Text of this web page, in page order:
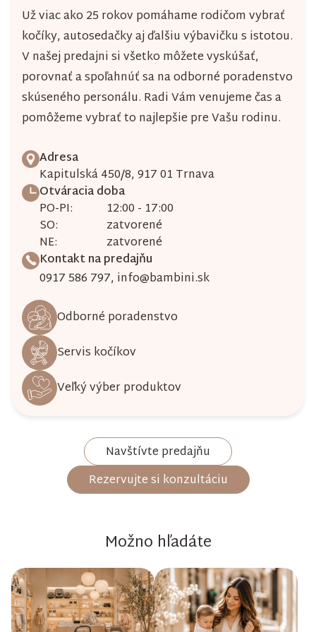
y
v
ý
p
i
s
Už viac ako 25 rokov pomáhame rodičom vybrať
kočíky, autosedačky aj ďalšiu výbavičku s istotou.
V našej predajni si všetko môžete vyskúšať,
porovnať a spoľahnúť sa na odborné poradenstvo
skúseného personálu. Radi Vám venujeme čas a
pomôžeme vybrať to najlepšie pre Vašu rodinu.
Adresa
Kapitulská 450/8, 917 01 Trnava
Otváracia doba
PO-PI:
12:00 - 17:00
SO:
zatvorené
NE:
zatvorené
Kontakt na predajňu
0917 586 797, info@bambini.sk
Odborné poradenstvo
Servis kočíkov
Veľký výber produktov
Navštívte predajňu
Rezervujte si konzultáciu
Možno hľadáte